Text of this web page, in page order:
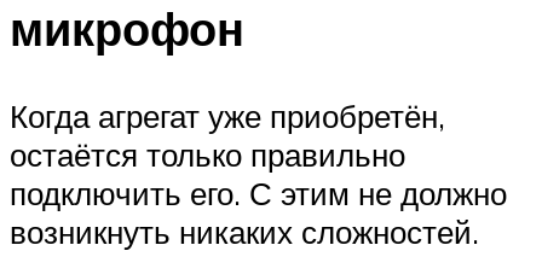
микрофон
Когда агрегат уже приобретён,
остаётся только правильно
подключить его. С этим не должно
возникнуть никаких сложностей.